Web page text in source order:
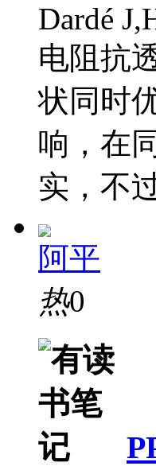
Dardé
电阻抗
状同时
响，在
实，不
阿平
热0